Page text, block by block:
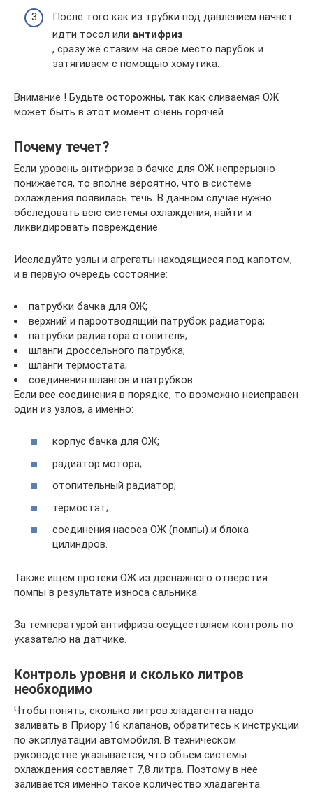
После того как из трубки под давлением начнет
идти тосол или антифриз
, сразу же ставим на свое место парубок и
затягиваем с помощью хомутика.
Внимание ! Будьте осторожны, так как сливаемая ОЖ
может быть в этот момент очень горячей.
Почему течет?
Если уровень антифриза в бачке для ОЖ непрерывно
понижается, то вполне вероятно, что в системе
охлаждения появилась течь. В данном случае нужно
обследовать всю системы охлаждения, найти и
ликвидировать повреждение.
Исследуйте узлы и агрегаты находящиеся под капотом,
и в первую очередь состояние:
патрубки бачка для ОЖ;
верхний и пароотводящий патрубок радиатора;
патрубки радиатора отопителя;
шланги дроссельного патрубка;
шланги термостата;
соединения шлангов и патрубков.
Если все соединения в порядке, то возможно неисправен
один из узлов, а именно:
корпус бачка для ОЖ;
радиатор мотора;
отопительный радиатор;
термостат;
соединения насоса ОЖ (помпы) и блока
цилиндров.
Также ищем протеки ОЖ из дренажного отверстия
помпы в результате износа сальника.
За температурой антифриза осуществляем контроль по
указателю на датчике.
Контроль уровня и сколько литров
необходимо
Чтобы понять, сколько литров хладагента надо
заливать в Приору 16 клапанов, обратитесь к инструкции
по эксплуатации автомобиля. В техническом
руководстве указывается, что объем системы
охлаждения составляет 7,8 литра. Поэтому в нее
заливается именно такое количество хладагента.